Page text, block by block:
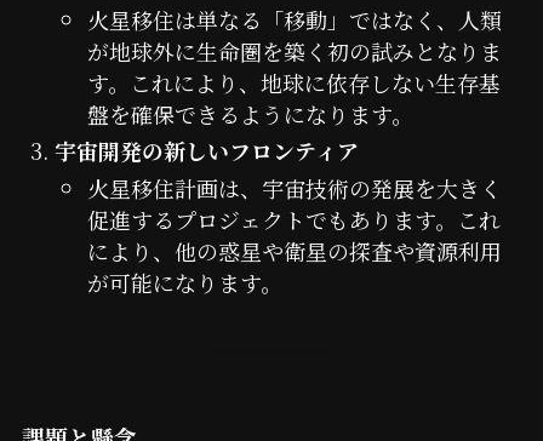
火星移住は単なる「移動」ではなく、人類
が地球外に生命圏を築く初の試みとなりま
す。これにより、地球に依存しない生存基
盤を確保できるようになります。
宇宙開発の新しいフロンティア
火星移住計画は、宇宙技術の発展を大きく
促進するプロジェクトでもあります。これ
により、他の惑星や衛星の探査や資源利用
が可能になります。